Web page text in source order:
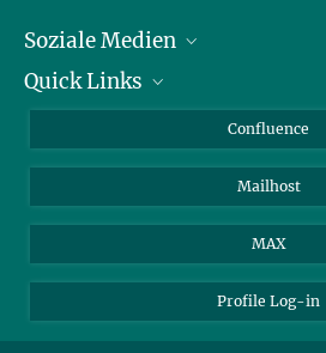
Soziale Medien
LinkedIn
Quick Links
Für Journalisten und Journalistinnen
Ihr Weg zu uns
Confluence
Mailhost
MAX
Profile Log-in